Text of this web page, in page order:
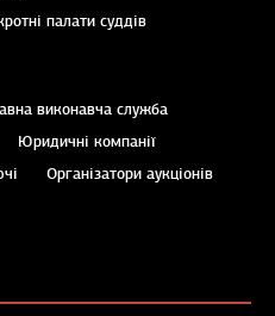
палати суддів
виконавча служба
Юридичні компанії
Організатори аукціонів